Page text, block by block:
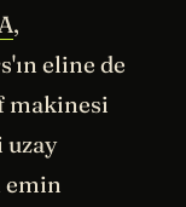
,
eline de
makinesi
uzay
emin